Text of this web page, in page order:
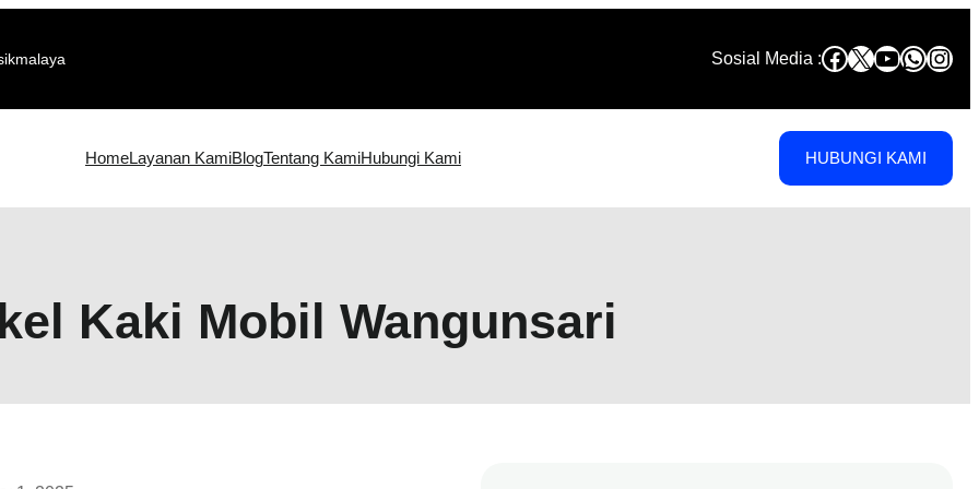
Sosial Media :Facebook
X YouTube
HomeLayanan KamiBlogTentang KamiHubungi Kami HUBUNGI KAMI
Kaki Mobil Wangunsari